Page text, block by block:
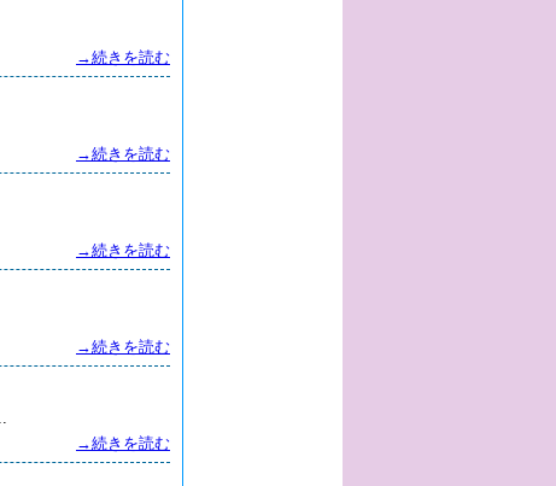
→続きを読む
→続きを読む
→続きを読む
→続きを読む
→続きを読む